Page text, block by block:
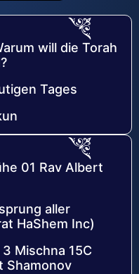
will die Torah
Tages
01 Rav Albert
aller
HaShem Inc)
Mischna 15C
Shamonov